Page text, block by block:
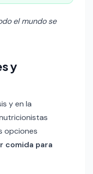
el mundo se
y
y en la
opciones
comida para